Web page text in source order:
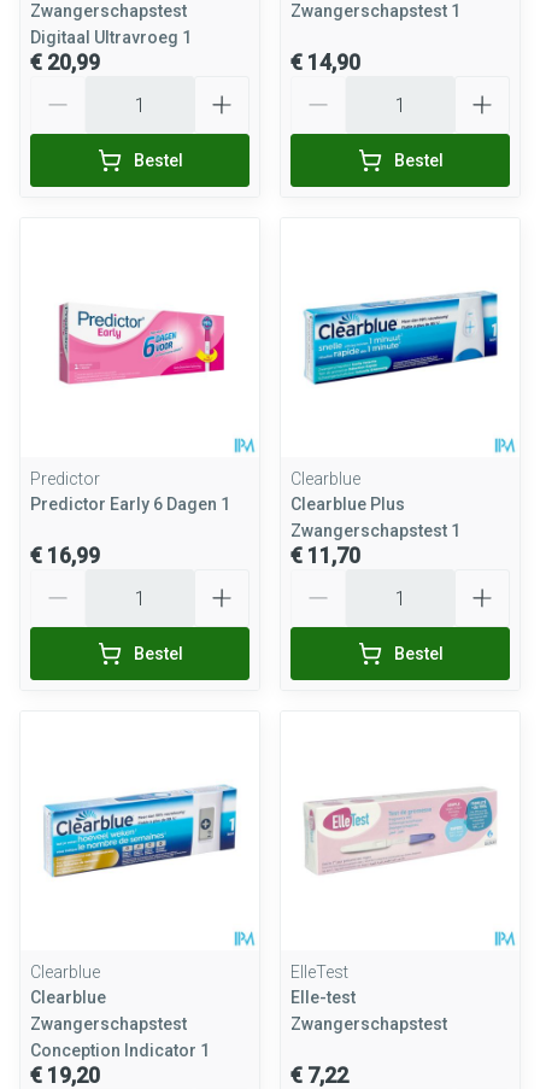
Zwangerschapstest
Digitaal Ultravroeg 1
€ 20,99
Bestel
Zwangerschapstest 1
€ 14,90
Bestel
Predictor
Predictor Early 6 Dagen 1
€ 16,99
Bestel
Clearblue
Clearblue Plus
Zwangerschapstest 1
€ 11,70
Bestel
Clearblue
Clearblue
Zwangerschapstest
Conception Indicator 1
€ 19,20
ElleTest
Elle-test
Zwangerschapstest
€ 7,22